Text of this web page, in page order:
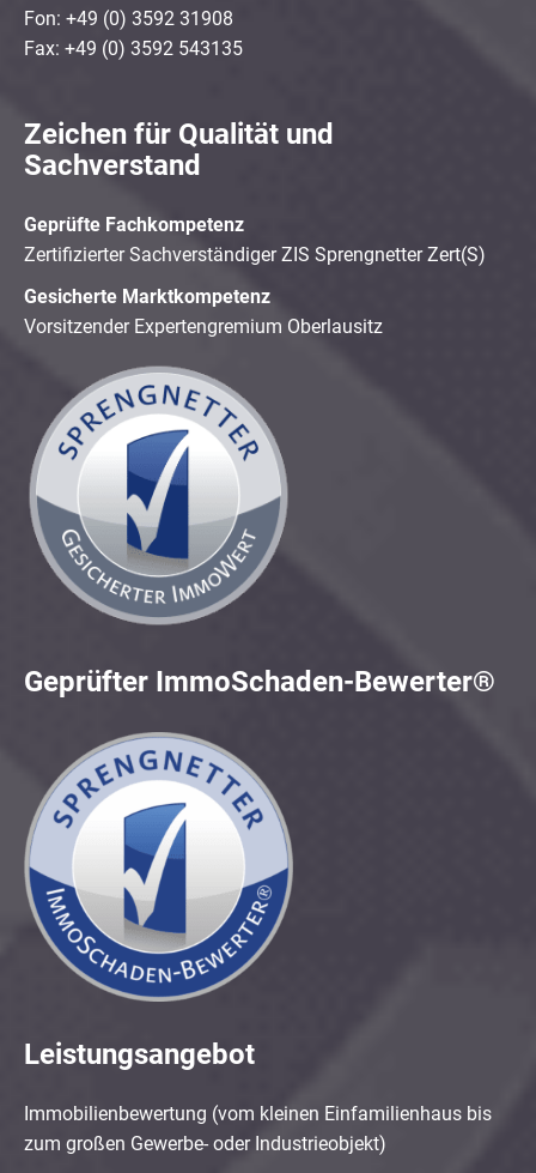
Fon: +49 (0) 3592 31908
Fax: +49 (0) 3592 543135
Zeichen für Qualität und
Sachverstand
Geprüfte Fachkompetenz
Zertifizierter Sachverständiger ZIS Sprengnetter Zert(S)
Gesicherte Marktkompetenz
Vorsitzender Expertengremium Oberlausitz
Geprüfter ImmoSchaden-Bewerter®
Leistungsangebot
Immobilienbewertung (vom kleinen Einfamilienhaus bis
zum großen Gewerbe- oder Industrieobjekt)